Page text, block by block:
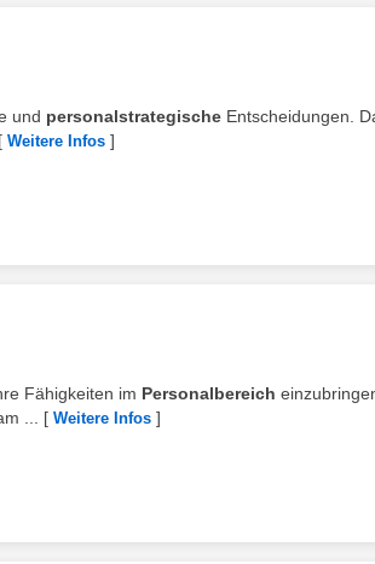
und personalstrategische Entscheidungen.
[ Weitere Infos ]
Fähigkeiten im Personalbereich
...
[ Weitere Infos ]